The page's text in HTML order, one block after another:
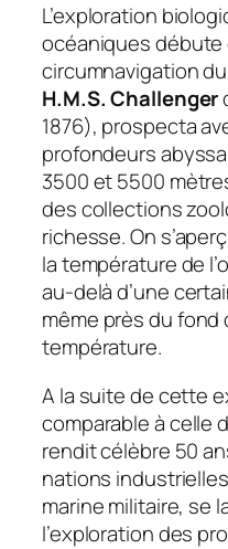
L’exploration
océaniques débute
circumnavigation
H.M.S. Challenger
1876), prospecta
profondeurs
3500 et 5500
des collections
richesse. On
la température de
au-delà d’une
même près du
température.
A la suite de cette
comparable à celle
rendit célèbre 50
nations
marine militaire, se
l’exploration des